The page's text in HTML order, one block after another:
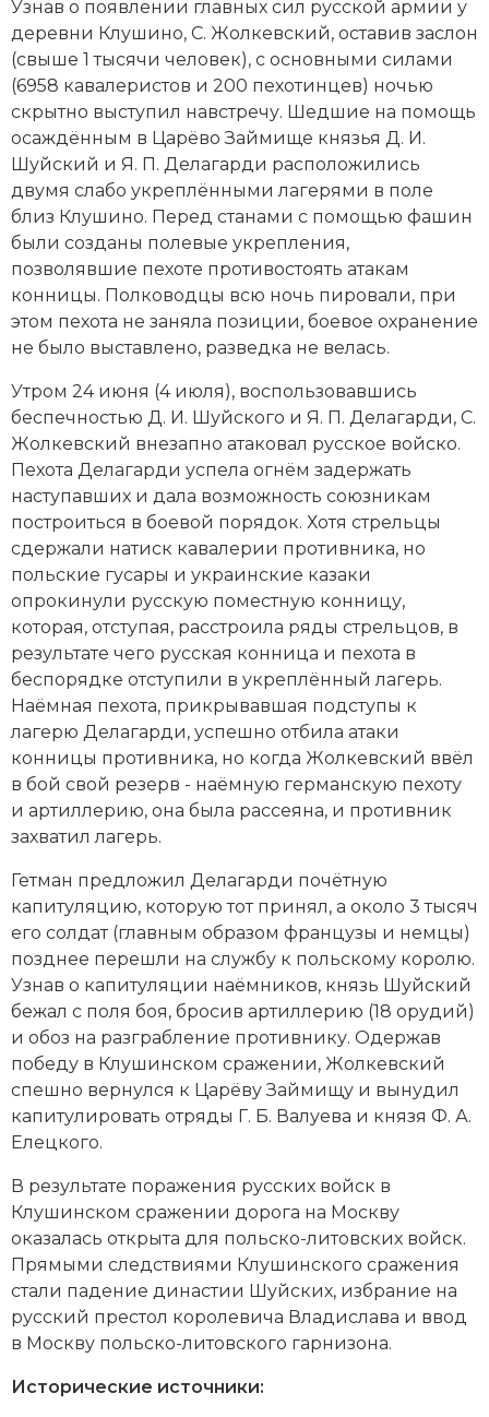
Политическая история
Революции и народные движения
Религия и церковь
Россия
Северная Америка
Специальные исторические дисциплины
СССР
Южная Америка
Узнав о появлении главных сил русской армии у
деревни Клушино, С. Жолкевский, оставив заслон
(свыше 1 тысячи человек), с основными силами
(6958 кавалеристов и 200 пехотинцев) ночью
скрытно выступил навстречу. Шедшие на помощь
осаждённым в Царёво Займище князья Д. И.
Шуйский и Я. П. Делагарди расположились
двумя слабо укреплёнными лагерями в поле
близ Клушино. Перед станами с помощью фашин
были созданы полевые укрепления,
позволявшие пехоте противостоять атакам
конницы. Полководцы всю ночь пировали, при
этом пехота не заняла позиции, боевое охранение
не было выставлено, разведка не велась.
Утром 24 июня (4 июля), воспользовавшись
беспечностью Д. И. Шуйского и Я. П. Делагарди, С.
Жолкевский внезапно атаковал русское войско.
Пехота Делагарди успела огнём задержать
наступавших и дала возможность союзникам
построиться в боевой порядок. Хотя стрельцы
сдержали натиск кавалерии противника, но
польские гусары и украинские казаки
опрокинули русскую поместную конницу,
которая, отступая, расстроила ряды стрельцов, в
результате чего русская конница и пехота в
беспорядке отступили в укреплённый лагерь.
Наёмная пехота, прикрывавшая подступы к
лагерю Делагарди, успешно отбила атаки
конницы противника, но когда Жолкевский ввёл
в бой свой резерв - наёмную германскую пехоту
и артиллерию, она была рассеяна, и противник
захватил лагерь.
Гетман предложил Делагарди почётную
капитуляцию, которую тот принял, а около 3 тысяч
его солдат (главным образом французы и немцы)
позднее перешли на службу к польскому королю.
Узнав о капитуляции наёмников, князь Шуйский
бежал с поля боя, бросив артиллерию (18 орудий)
и обоз на разграбление противнику. Одержав
победу в Клушинском сражении, Жолкевский
спешно вернулся к Царёву Займищу и вынудил
капитулировать отряды Г. Б. Валуева и князя Ф. А.
Елецкого.
В результате поражения русских войск в
Клушинском сражении дорога на Москву
оказалась открыта для польско-литовских войск.
Прямыми следствиями Клушинского сражения
стали падение династии Шуйских, избрание на
русский престол королевича Владислава и ввод
в Москву польско-литовского гарнизона.
Ис­торические источники: